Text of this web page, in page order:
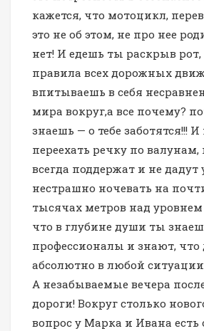
кажется, что мотоцикл,
это не об этом, не про нее
нет! И едешь ты раскрыв рот,
правила всех дорожных
впитываешь в себя
мира вокруг,а все почему?
знаешь — о тебе заботятся!!!
переехать речку по
всегда поддержат и не дадут
нестрашно ночевать на
тысячах метров над
что в глубине души ты
профессионалы и знают, что
абсолютно в любой
А незабываемые вечера
дороги! Вокруг столько
вопрос у Марка и Ивана есть